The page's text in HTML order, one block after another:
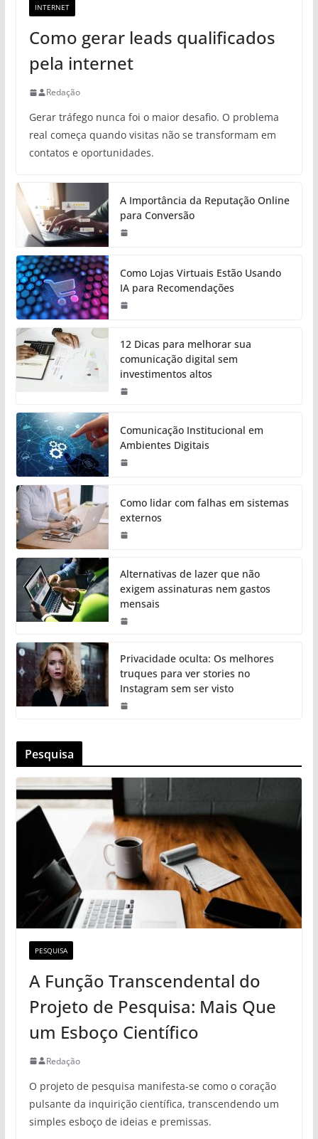
INTERNET
Como gerar leads qualificados
pela internet
Redação
Gerar tráfego nunca foi o maior desafio. O problema
real começa quando visitas não se transformam em
contatos e oportunidades.
A Importância da Reputação Online
para Conversão
Como Lojas Virtuais Estão Usando
IA para Recomendações
12 Dicas para melhorar sua
comunicação digital sem
investimentos altos
Comunicação Institucional em
Ambientes Digitais
Como lidar com falhas em sistemas
externos
Alternativas de lazer que não
exigem assinaturas nem gastos
mensais
Privacidade oculta: Os melhores
truques para ver stories no
Instagram sem ser visto
Pesquisa
PESQUISA
A Função Transcendental do
Projeto de Pesquisa: Mais Que
um Esboço Científico
Redação
O projeto de pesquisa manifesta-se como o coração
pulsante da inquirição científica, transcendendo um
simples esboço de ideias e premissas.